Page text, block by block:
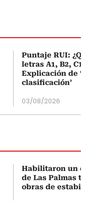
Puntaje RUI:
letras A1, B2, C1
Explicación de
clasificación’
03/08/2026
Habilitaron un
de Las Palmas
obras de